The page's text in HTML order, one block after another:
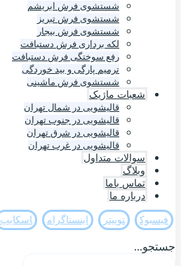
شستشوی فرش ابریشم
شستشوی فرش تبریز
شستشوی فرش بیجار
لکه برداری فرش دستبافت
رفع سوختگی فرش دستبافت
ترمیم پارگی و بید خوردگی
شستشوی فرش ماشینی
شعبات ماژیک
قالیشویی در شمال تهران
قالیشویی در جنوب تهران
قالیشویی در شرق تهران
قالیشویی در غرب تهران
سوالات متداول
وبلاگ
تماس باما
درباره ما
فيسبوک تويیتر اینستاگرام اسکایپ
جستجو...